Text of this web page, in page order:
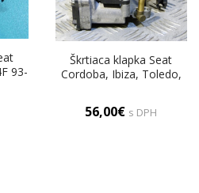
93-
Škrtiaca klapka Seat
Cordoba, Ibiza, Toledo,
1.4, 1.6
56,00€ s DPH